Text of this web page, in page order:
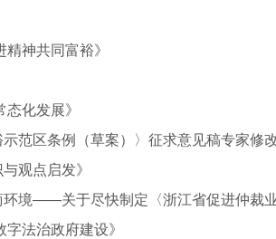
神共同富裕》
化发展》
范区条例（草案）〉征求意见稿专家修改
观点启发》
境——关于尽快制定〈浙江省促进仲裁业
法治政府建设》